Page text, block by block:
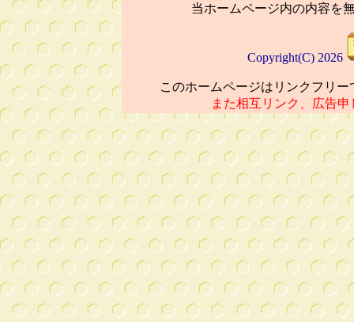
当ホームページ内の内容を
Copyright(C) 2026
このホームページはリンクフリ
また相互リンク、広告